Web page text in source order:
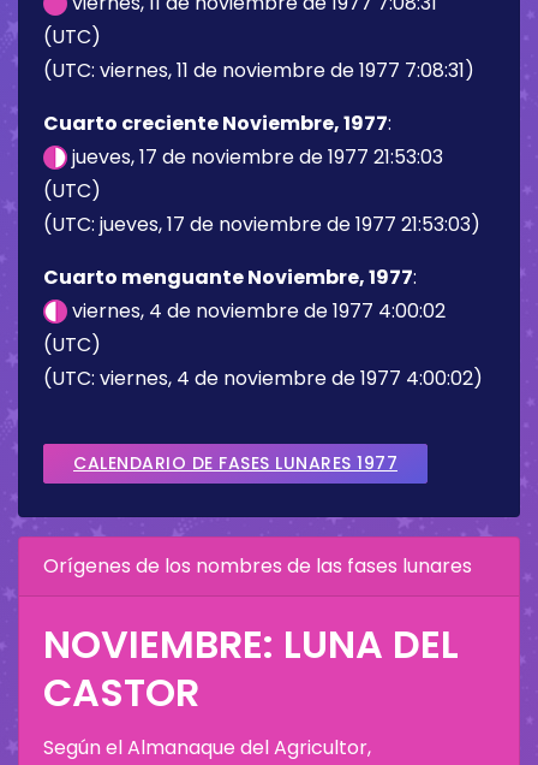
(UTC)
(UTC: viernes, 11 de noviembre de 1977 7:08:31)
Cuarto creciente Noviembre, 1977:
jueves, 17 de noviembre de 1977 21:53:03
(UTC)
(UTC: jueves, 17 de noviembre de 1977 21:53:03)
Cuarto menguante Noviembre, 1977:
viernes, 4 de noviembre de 1977 4:00:02
(UTC)
(UTC: viernes, 4 de noviembre de 1977 4:00:02)
CALENDARIO DE FASES LUNARES 1977
Orígenes de los nombres de las fases lunares
NOVIEMBRE: LUNA DEL
CASTOR
Según el Almanaque del Agricultor,